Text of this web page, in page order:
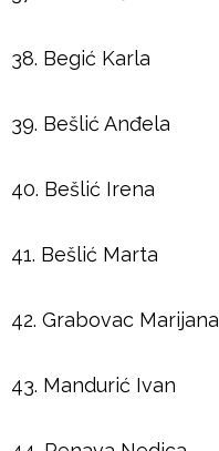
38. Begić Karla
39. Bešlić Anđela
40. Bešlić Irena
41. Bešlić Marta
42. Grabovac Marijana
43. Mandurić Ivan